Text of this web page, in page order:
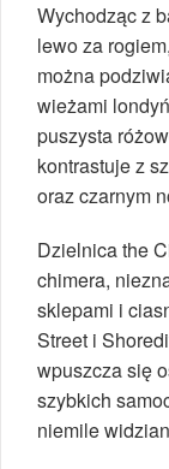
Wychodząc z
lewo za
można
wieżami
puszysta
kontrastuje z
oraz czarnym
Dzielnica the
chimera,
sklepami i
Street i
wpuszcza się
szybkich
niemile